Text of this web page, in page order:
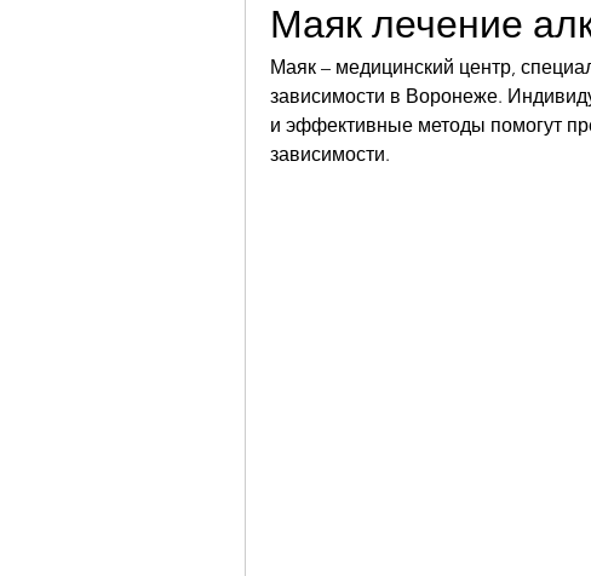
Маяк лечение
Маяк – медицинский центр,
зависимости в Воронеже.
и эффективные методы помогут
зависимости.